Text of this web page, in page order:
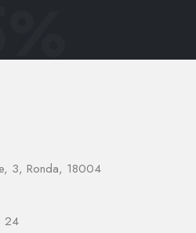
%
3, Ronda, 18004
24